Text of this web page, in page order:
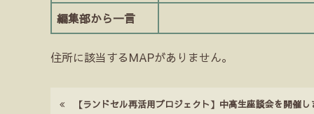
編集部から一言
住所に該当するMAPがありません。
【ランドセル再活用プロジェクト】中高生座談会を開催し